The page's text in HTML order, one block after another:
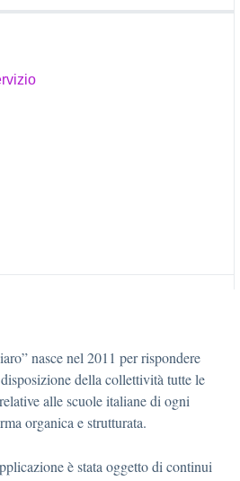
nasce nel 2011 per rispondere
della collettività tutte le
alle scuole italiane di ogni
organica e strutturata.
è stata oggetto di continui